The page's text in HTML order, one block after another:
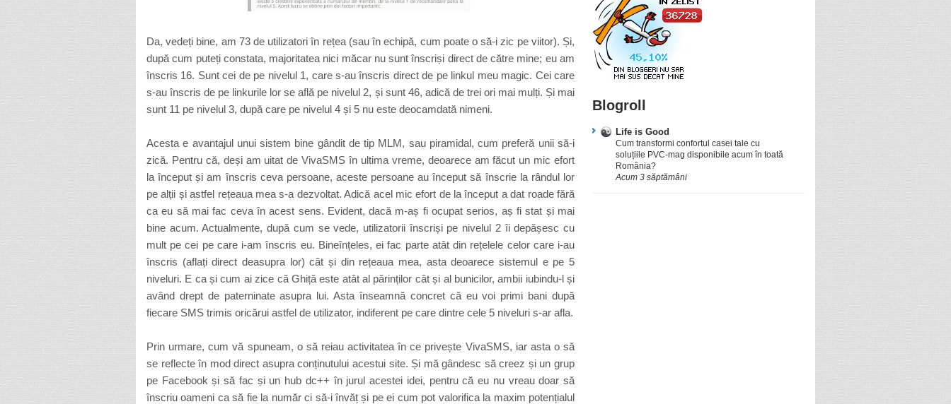
Da, vedeți bine, am 73 de utilizatori în rețea (sau în echipă, cum poate o să-i zic pe viitor). Și,
după cum puteți constata, majoritatea nici măcar nu sunt înscriși direct de către mine; eu am
înscris 16. Sunt cei de pe nivelul 1, care s-au înscris direct de pe linkul meu magic. Cei care
s-au înscris de pe linkurile lor se află pe nivelul 2, și sunt 46, adică de trei ori mai mulți. Și mai
sunt 11 pe nivelul 3, după care pe nivelul 4 și 5 nu este deocamdată nimeni.
Acesta e avantajul unui sistem bine gândit de tip MLM, sau piramidal, cum preferă unii să-i
zică. Pentru că, deși am uitat de VivaSMS în ultima vreme, deoarece am făcut un mic efort
la început și am înscris ceva persoane, aceste persoane au început să înscrie la rândul lor
pe alții și astfel rețeaua mea s-a dezvoltat. Adică acel mic efort de la început a dat roade fără
ca eu să mai fac ceva în acest sens. Evident, dacă m-aș fi ocupat serios, aș fi stat și mai
bine acum. Actualmente, după cum se vede, utilizatorii înscriși pe nivelul 2 îi depășesc cu
mult pe cei pe care i-am înscris eu. Bineînțeles, ei fac parte atât din rețelele celor care i-au
înscris (aflați direct deasupra lor) cât și din rețeaua mea, asta deoarece sistemul e pe 5
niveluri. E ca și cum ai zice că Ghiță este atât al părinților cât și al bunicilor, ambii iubindu-l și
având drept de paterninate asupra lui. Asta înseamnă concret că eu voi primi bani după
fiecare SMS trimis oricărui astfel de utilizator, indiferent pe care dintre cele 5 niveluri s-ar afla.
Prin urmare, cum vă spuneam, o să reiau activitatea în ce privește VivaSMS, iar asta o să
se reflecte în mod direct asupra conținutului acestui site. Și mă gândesc să creez și un grup
pe Facebook și să fac și un hub dc++ în jurul acestei idei, pentru că eu nu vreau doar să
înscriu oameni ca să fie la număr ci să-i învăț și pe ei cum pot valorifica la maxim potențialul
Blogroll
Life is Good
Cum transformi confortul casei tale cu
soluțiile PVC-mag disponibile acum în toată
România?
Acum 3 săptămâni